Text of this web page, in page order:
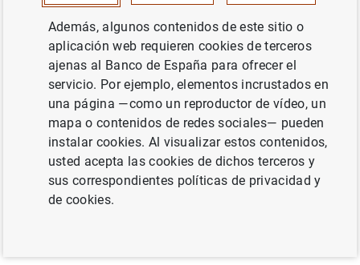
Descargar
Cuadro en formato PDF
Series temporales en formato Excel
Series temporales en formato CSV
Consultar series en BIEST
6.2 - Pasivo. Resumen
Descargar
Cuadro en formato PDF
Series temporales en formato Excel
Series temporales en formato CSV
Consultar series en BIEST
6.3 - Activo. Residentes en España
Descargar
Consultar series en BIEST
6.4 - Activo. Residentes en España: detalle de valores
representativos de deuda
Además, algunos contenidos de este sitio o
aplicación web requieren cookies de terceros
ajenas al Banco de España para ofrecer el
servicio. Por ejemplo, elementos incrustados en
una página —como un reproductor de vídeo, un
mapa o contenidos de redes sociales— pueden
instalar cookies. Al visualizar estos contenidos,
usted acepta las cookies de dichos terceros y
sus correspondientes políticas de privacidad y
de cookies.